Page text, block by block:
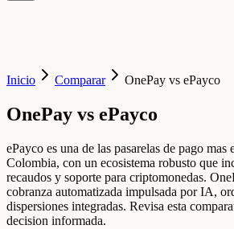
Inicio Comparar OnePay vs ePayco
OnePay vs ePayco
ePayco es una de las pasarelas de pago mas
Colombia, con un ecosistema robusto que
recaudos y soporte para criptomonedas.
cobranza automatizada impulsada por IA,
dispersiones integradas. Revisa esta
decision informada.